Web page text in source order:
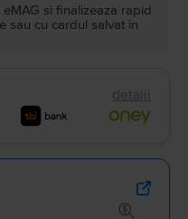
si finalizeaza rapid
sau cu cardul salvat in
detalii